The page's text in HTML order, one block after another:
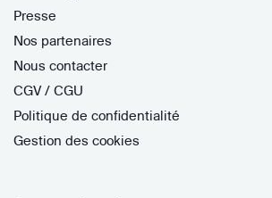
Presse
Nos partenaires
Nous contacter
CGV / CGU
Politique de confidentialité
Gestion des cookies